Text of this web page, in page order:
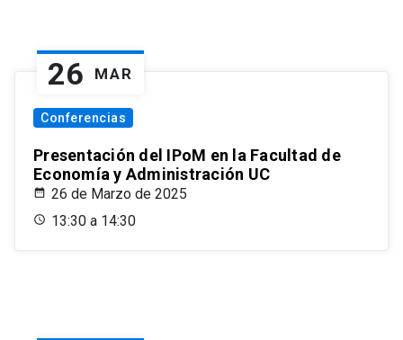
26 MAR
Conferencias
Presentación del IPoM en la Facultad de
Economía y Administración UC
26 de Marzo de 2025
13:30 a 14:30